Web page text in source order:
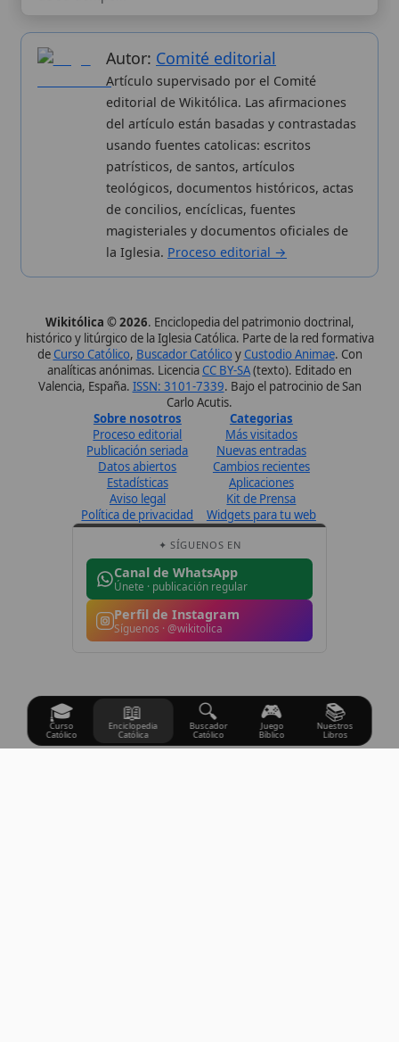
Wikitólica © 2026. Enciclopedia del patrimonio doctrinal,
histórico y litúrgico de la Iglesia Católica. Parte de la red formativa
deCurso Católico ,Buscador CatólicoyCustodio Animae. Con
analíticas anónimas. LicenciaCC BY-SA(texto). Editado en
Valencia, España.ISSN: 3101-7339. Bajo el patrocinio de San
Carlo Acutis.
Sobre nosotros
Proceso editorial
Publicación seriada
Datos abiertos
Estadísticas
Política de privacidad
Categorias
Más visitados
Nuevas entradas
Cambios recientes
Aplicaciones
Kit de Prensa
Widgets para tu web
Perfil de Instagram
Síguenos · @wikitolica